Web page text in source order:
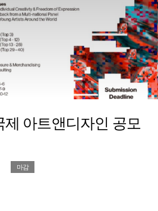
제 아트앤디자인 공모
마감